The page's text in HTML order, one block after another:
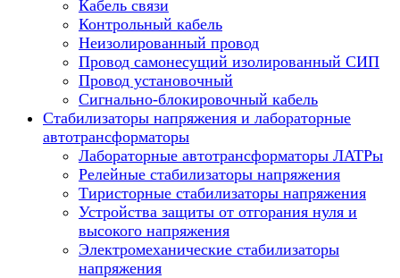
Кабель связи
Контрольный кабель
Неизолированный провод
Провод самонесущий изолированный СИП
Провод установочный
Сигнально-блокировочный кабель
Стабилизаторы напряжения и лабораторные
автотрансформаторы
Лабораторные автотрансформаторы ЛАТРы
Релейные стабилизаторы напряжения
Тиристорные стабилизаторы напряжения
Устройства защиты от отгорания нуля и
высокого напряжения
Электромеханические стабилизаторы
напряжения